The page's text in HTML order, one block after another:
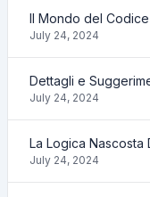
Il Mondo del
July 24, 2024
Dettagli e
July 24, 2024
La Logica Nascosta
July 24, 2024